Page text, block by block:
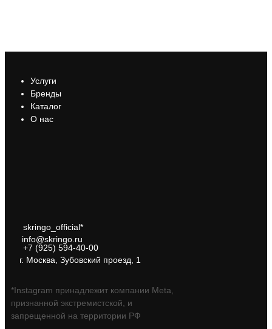
Услуги
Бренды
Каталог
О нас
skringo_official*
info@skringo.ru
+7 (925) 594-40-00
г. Москва, Зубовский проезд, 1
*Instagram принадлежит компании Meta,
признанной экстремистской, и
запрещенной на территории РФ